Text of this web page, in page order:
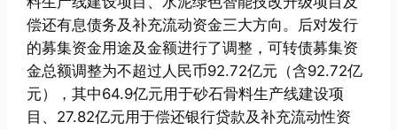
偿还有息债务及补充流动资金三大方向。后对发行
的募集资金用途及金额进行了调整，可转债募集资
金总额调整为不超过人民币92.72亿元（含92.72亿
元），其中64.9亿元用于砂石骨料生产线建设项
目、27.82亿元用于偿还银行贷款及补充流动性资